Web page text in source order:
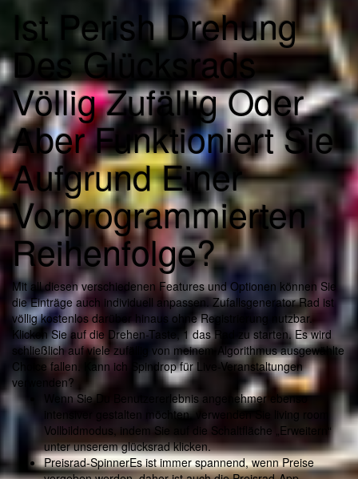
Ist Perish Drehung
Des Glücksrads
Völlig Zufällig Oder
Aber Funktioniert Sie
Aufgrund Einer
Vorprogrammierten
Reihenfolge?
Mit all diesen verschiedenen Features und Optionen können Sie
die Einträge auch individuell anpassen. Zufallsgenerator Rad ist
völlig kostenlos darüber hinaus ohne Registrierung nutzbar.
Klicken Sie auf die Drehen-Taste, 1 das Rad zu starten. Es wird
schließlich auf viele zufällig von meinem Algorithmus ausgewählte
Choice fallen. Kann ich Spindrop für Live-Veranstaltungen
verwenden?
Wenn Sie Du Benutzererlebnis angenehmer ebenso
intensiver gestalten möchten, verwenden Sie living room
Vollbildmodus, indem Sie auf die Schaltfläche „Erweitern“
unter unserem glücksrad klicken.
Preisrad-SpinnerEs ist immer spannend, wenn Preise